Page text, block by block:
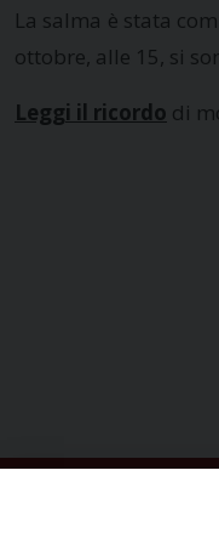
La salma è stata
ottobre, alle 15, si
Leggi il ricordo di